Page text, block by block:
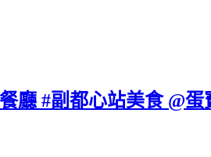
廳 #副都心站美食 @蛋